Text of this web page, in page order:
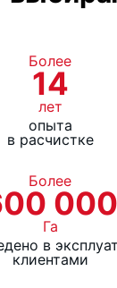
с
части, f
Более
14
лет
опыта
в расчистке
Более
000
Га
в
клиентами